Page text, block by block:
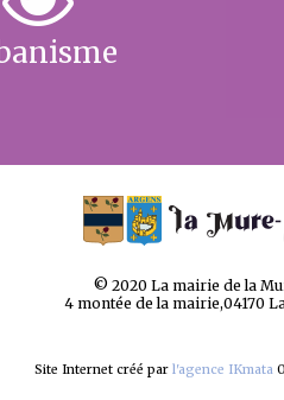
© 2020 La mairie de la
4 montée de la mairie,04170
Site Internet créé par l'agence IKmata